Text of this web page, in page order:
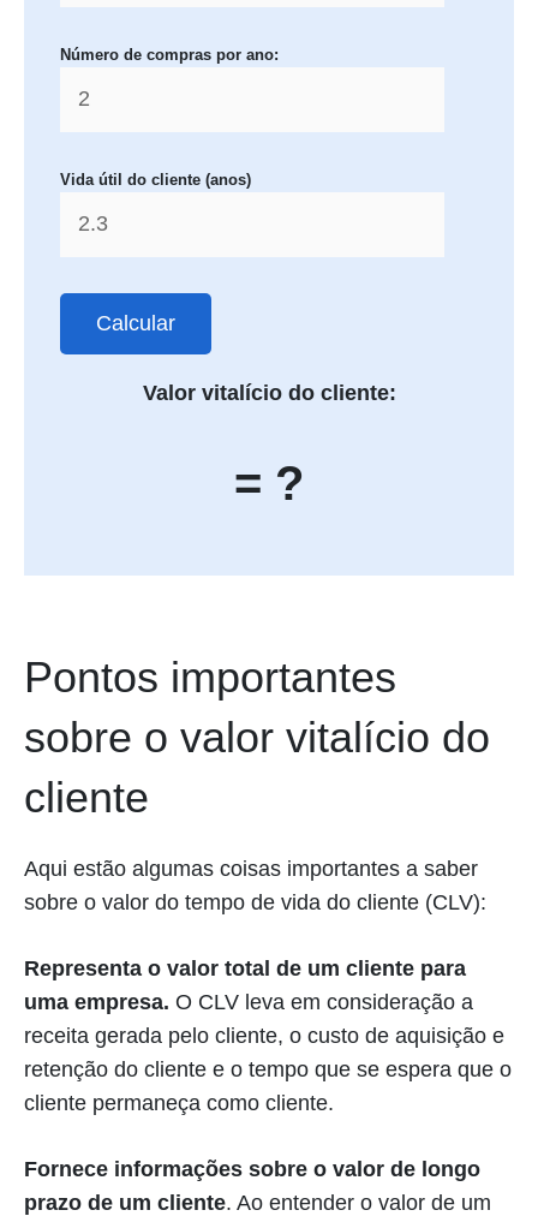
Número de compras por ano:
Vida útil do cliente (anos)
Calcular
Valor vitalício do cliente:
= ?
Pontos importantes
sobre o valor vitalício do
cliente
Aqui estão algumas coisas importantes a saber
sobre o valor do tempo de vida do cliente (CLV):
Representa o valor total de um cliente para
uma empresa. O CLV leva em consideração a
receita gerada pelo cliente, o custo de aquisição e
retenção do cliente e o tempo que se espera que o
cliente permaneça como cliente.
Fornece informações sobre o valor de longo
prazo de um cliente. Ao entender o valor de um